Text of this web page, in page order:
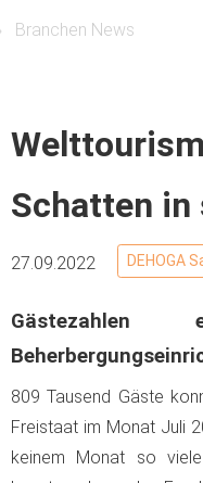
Branchen News
Schatten in
27.09.2022 DEHOGA
809 Tausend Gäste
Freistaat im Monat Juli
keinem Monat so viele